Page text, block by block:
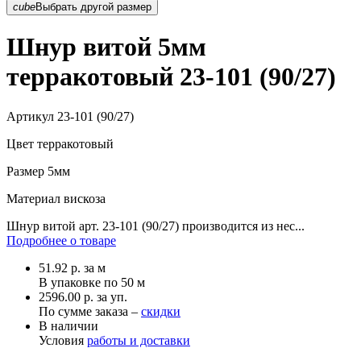
cubeВыбрать другой размер
Шнур витой 5мм
терракотовый 23-101 (90/27)
Артикул 23-101 (90/27)
Цвет терракотовый
Размер 5мм
Материал вискоза
Шнур витой арт. 23-101 (90/27) производится из нес...
Подробнее о товаре
51.92 р. за м
В упаковке по 50 м
2596.00 р. за уп.
По сумме заказа – скидки
В наличии
Условия работы и доставки